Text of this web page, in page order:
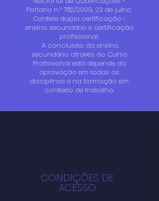
Portaria n.º 782/2009, 23 de julho.
Confere dupla certificação -
ensino secundário e certificação
profissional.
A conclusão do ensino
secundário através do Curso
Profissional está depende da
aprovação em todas as
disciplinas e na formação em
contexto de trabalho.
CONDIÇÕES DE
ACESSO